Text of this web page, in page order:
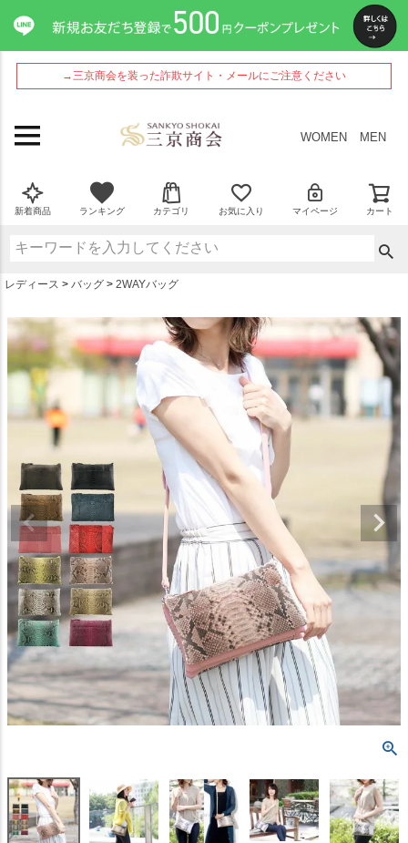
→三京商会を装った詐欺サイト・メールにご注意ください
WOMEN MEN
新着商品 ランキング カテゴリ お気に入り マイページ カート
レディース バッグ 2WAYバッグ
ペー
ジト
ップ
へ